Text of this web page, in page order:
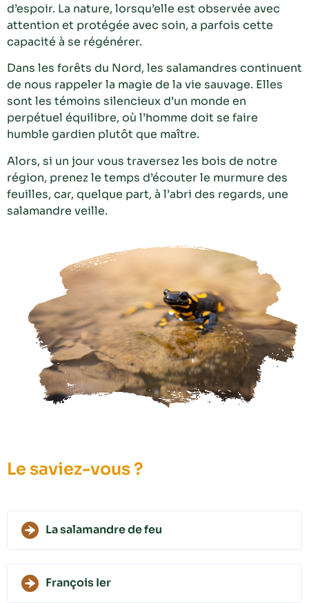
d’espoir. La nature, lorsqu’elle est observée avec
attention et protégée avec soin, a parfois cette
capacité à se régénérer.
Dans les forêts du Nord, les salamandres continuent
de nous rappeler la magie de la vie sauvage. Elles
sont les témoins silencieux d’un monde en
perpétuel équilibre, où l’homme doit se faire
humble gardien plutôt que maître.
Alors, si un jour vous traversez les bois de notre
région, prenez le temps d’écouter le murmure des
feuilles, car, quelque part, à l’abri des regards, une
salamandre veille.
Le saviez-vous ?
La salamandre de feu
François Ier